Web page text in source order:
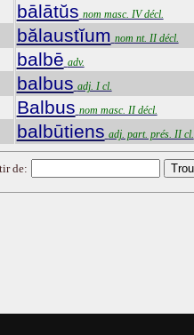
bālātŭs nom masc. IV décl.
bălaustĭum nom nt. II décl.
balbē adv.
balbus adj. I cl.
Balbus nom masc. II décl.
balbūtiens adj. part. prés. II cl.
de: